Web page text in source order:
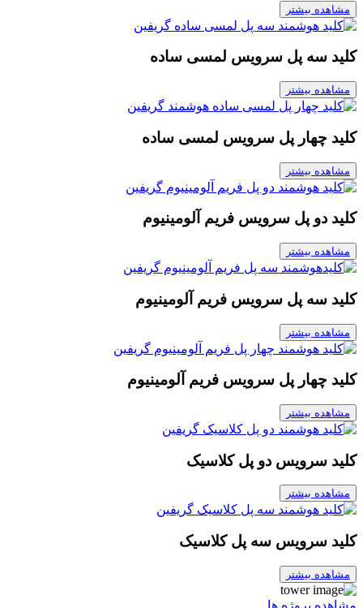
مشاهده بیشتر
کلید سه پل سرویس لمسی ساده
مشاهده بیشتر
کلید چهار پل سرویس لمسی ساده
مشاهده بیشتر
کلید دو پل سرویس فریم آلومینیوم
مشاهده بیشتر
کلید سه پل سرویس فریم آلومینیوم
مشاهده بیشتر
کلید چهار پل سرویس فریم آلومینیوم
مشاهده بیشتر
کلید سرویس دو پل کلاسیک
مشاهده بیشتر
کلید سرویس سه پل کلاسیک
مشاهده بیشتر
مشاهده پروژه ها